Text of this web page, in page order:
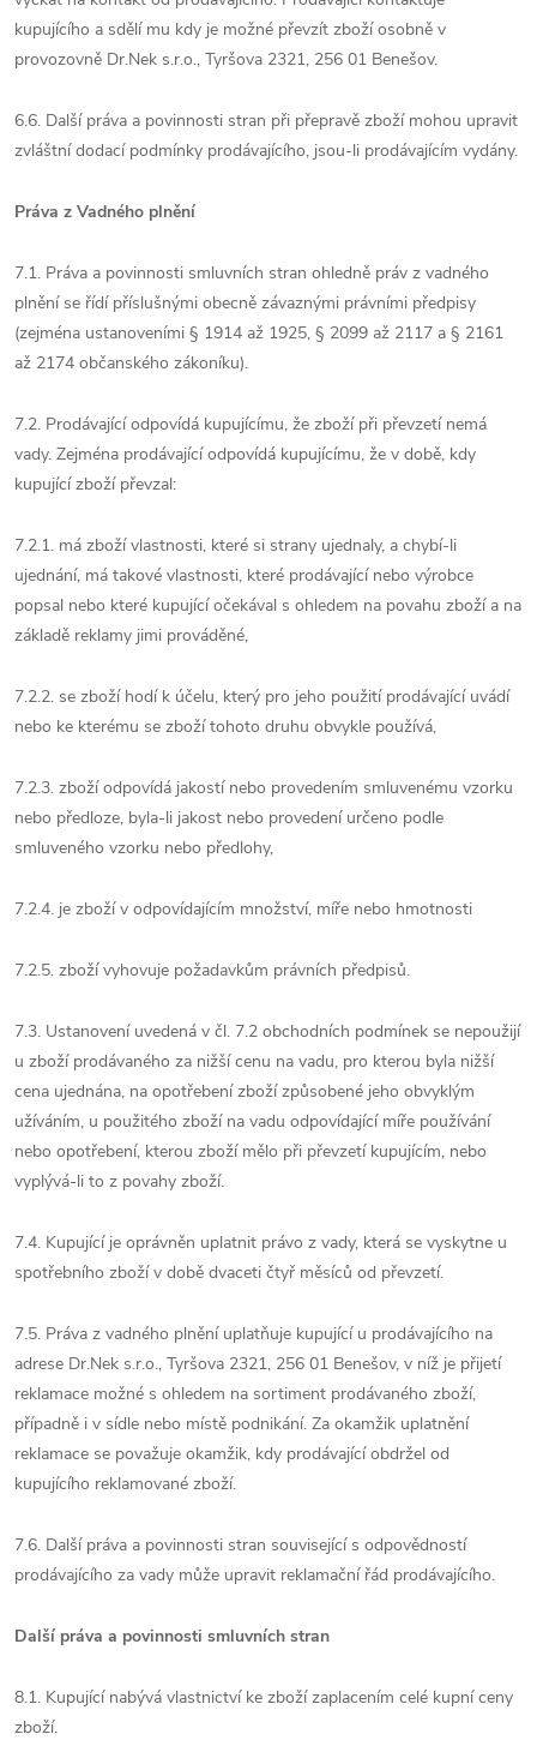
kupujícího a sdělí mu kdy je možné převzít zboží osobně v
provozovně Dr.Nek s.r.o., Tyršova 2321, 256 01 Benešov.
6.6. Další práva a povinnosti stran při přepravě zboží mohou upravit
zvláštní dodací podmínky prodávajícího, jsou-li prodávajícím vydány.
Práva z Vadného plnění
7.1. Práva a povinnosti smluvních stran ohledně práv z vadného
plnění se řídí příslušnými obecně závaznými právními předpisy
(zejména ustanoveními § 1914 až 1925, § 2099 až 2117 a § 2161
až 2174 občanského zákoníku).
7.2. Prodávající odpovídá kupujícímu, že zboží při převzetí nemá
vady. Zejména prodávající odpovídá kupujícímu, že v době, kdy
kupující zboží převzal:
7.2.1. má zboží vlastnosti, které si strany ujednaly, a chybí-li
ujednání, má takové vlastnosti, které prodávající nebo výrobce
popsal nebo které kupující očekával s ohledem na povahu zboží a na
základě reklamy jimi prováděné,
7.2.2. se zboží hodí k účelu, který pro jeho použití prodávající uvádí
nebo ke kterému se zboží tohoto druhu obvykle používá,
7.2.3. zboží odpovídá jakostí nebo provedením smluvenému vzorku
nebo předloze, byla-li jakost nebo provedení určeno podle
smluveného vzorku nebo předlohy,
7.2.4. je zboží v odpovídajícím množství, míře nebo hmotnosti
7.2.5. zboží vyhovuje požadavkům právních předpisů.
7.3. Ustanovení uvedená v čl. 7.2 obchodních podmínek se nepoužijí
u zboží prodávaného za nižší cenu na vadu, pro kterou byla nižší
cena ujednána, na opotřebení zboží způsobené jeho obvyklým
užíváním, u použitého zboží na vadu odpovídající míře používání
nebo opotřebení, kterou zboží mělo při převzetí kupujícím, nebo
vyplývá-li to z povahy zboží.
7.4. Kupující je oprávněn uplatnit právo z vady, která se vyskytne u
spotřebního zboží v době dvaceti čtyř měsíců od převzetí.
7.5. Práva z vadného plnění uplatňuje kupující u prodávajícího na
adrese Dr.Nek s.r.o., Tyršova 2321, 256 01 Benešov, v níž je přijetí
reklamace možné s ohledem na sortiment prodávaného zboží,
případně i v sídle nebo místě podnikání. Za okamžik uplatnění
reklamace se považuje okamžik, kdy prodávající obdržel od
kupujícího reklamované zboží.
7.6. Další práva a povinnosti stran související s odpovědností
prodávajícího za vady může upravit reklamační řád prodávajícího.
Další práva a povinnosti smluvních stran
8.1. Kupující nabývá vlastnictví ke zboží zaplacením celé kupní ceny
zboží.